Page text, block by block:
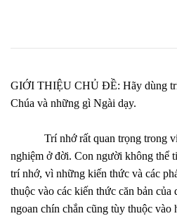
GIỚI THIỆU CHỦ ĐỀ: Hãy dùng
Chúa và những gì Ngài dạy.
Trí nhớ rất quan trọng trong
nghiệm ở đời. Con người không thể
trí nhớ, vì những kiến thức và các
thuộc vào các kiến thức căn bản
ngoan chín chắn cũng tùy thuộc vào